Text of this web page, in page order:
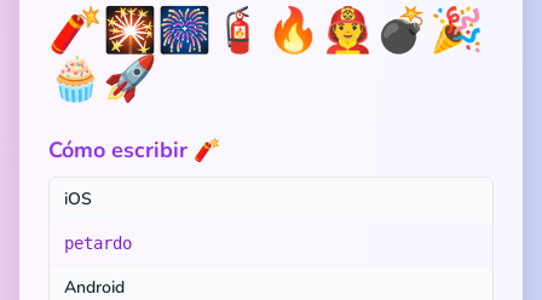
🧨🎇🎆 🧯 🔥 🧑‍🚒 💣🎉
🧁🚀
Cómo escribir 🧨
iOS
petardo
Android